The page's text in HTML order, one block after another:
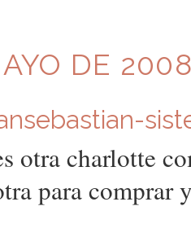
DE
otra charlotte
para comprar